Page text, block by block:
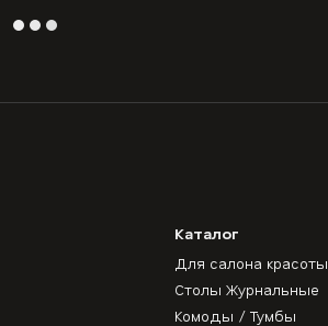
Каталог
Для салона красоты
Столы Журнальные
Комоды / Тумбы